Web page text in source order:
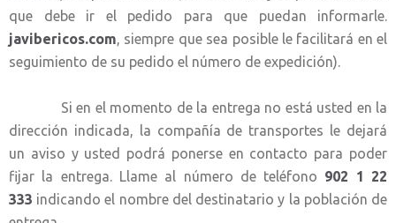
que debe ir el pedido para que puedan informarle.
javibericos.com, siempre que sea posible le facilitará en el
seguimiento de su pedido el número de expedición).
Si en el momento de la entrega no está usted en la
dirección indicada, la compañía de transportes le dejará
un aviso y usted podrá ponerse en contacto para poder
fijar la entrega. Llame al número de teléfono 902 1 22
333 indicando el nombre del destinatario y la población de